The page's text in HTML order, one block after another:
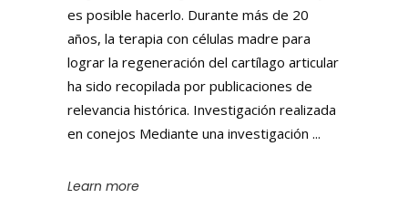
es posible hacerlo. Durante más de 20
años, la terapia con células madre para
lograr la regeneración del cartílago articular
ha sido recopilada por publicaciones de
relevancia histórica. Investigación realizada
en conejos Mediante una investigación
Learn more